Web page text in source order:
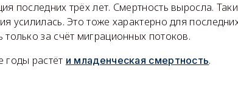
последних трёх лет. Смертность выросла.
усилилась. Это тоже характерно для
за счёт миграционных потоков.
растёт и младенческая смертность.